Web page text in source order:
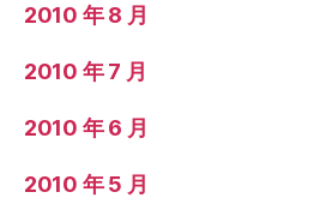
2010 年 8 月
2010 年 7 月
2010 年 6 月
2010 年 5 月